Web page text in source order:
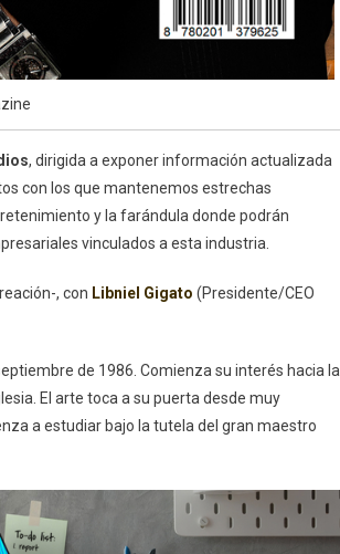
, dirigida a exponer información actualizada
con los que mantenemos estrechas
y la farándula donde podrán
vinculados a esta industria.
, con Libniel Gigato (Presidente/CEO
de 1986. Comienza su interés hacia la
El arte toca a su puerta desde muy
a estudiar bajo la tutela del gran maestro